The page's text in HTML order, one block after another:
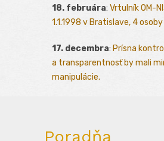
18. februára: Vrtulník OM-
1.1.1998 v Bratislave, 4
17. decembra: Prísna
a transparentnosť by mali
manipulácie.
Poradňa